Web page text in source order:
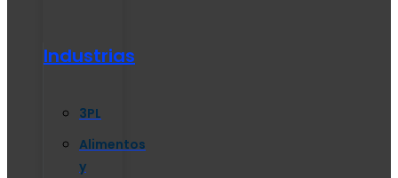
Industrias
3PL
Alimentos
y